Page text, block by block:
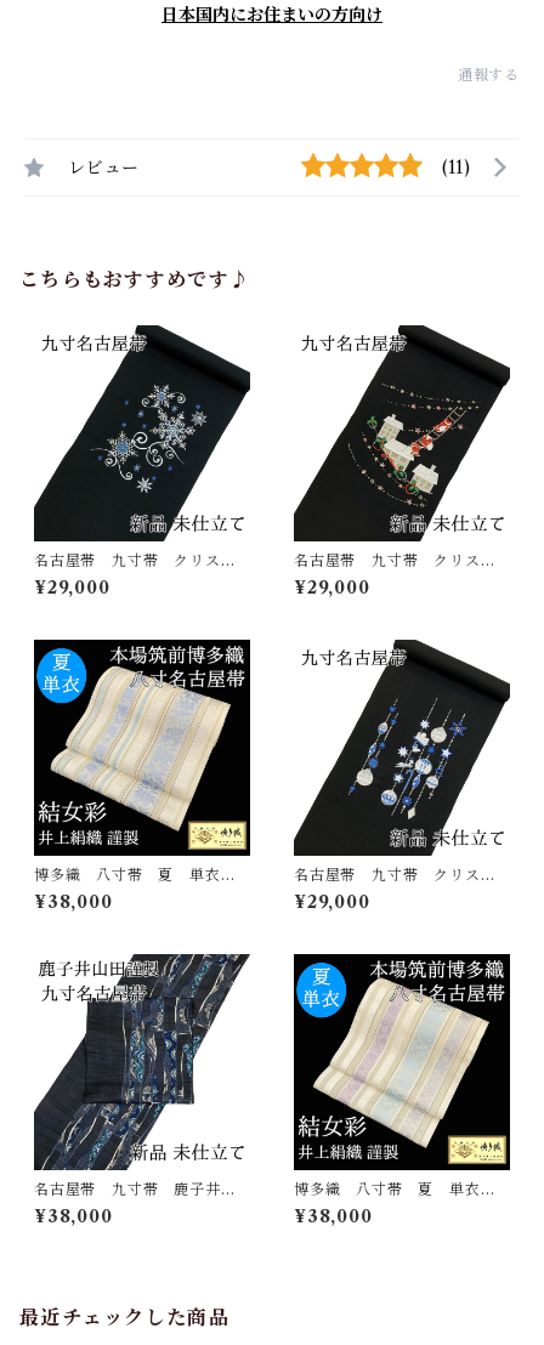
日本国内にお住まいの方向け
通報する
レビュー (11)
こちらもおすすめです♪
名古屋帯 九寸帯 クリスマ
ス 刺繍 雪華文 黒 正
絹 日本製 西陣 九寸名古
¥29,000
名古屋帯 九寸帯 クリスマ
ス 刺繍 サンタクロース
黒 正絹 日本製 西陣 九
¥29,000
博多織 八寸帯 夏 単衣
結女彩 井上絹織 正絹 日
本製 未仕立て 名古屋帯
¥38,000
名古屋帯 九寸帯 クリスマ
ス 刺繍 オーメント 黒
正絹 日本製 西陣 九寸名
¥29,000
名古屋帯 九寸帯 鹿子井山
田謹製 正絹 日本製 西陣
織 九寸名古屋帯 鹿子井山
¥38,000
博多織 八寸帯 夏 単衣
結女彩 井上絹織 正絹 日
本製 未仕立て 名古屋帯
¥38,000
最近チェックした商品